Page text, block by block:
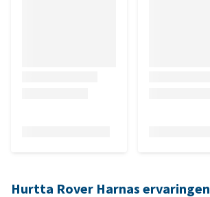
Hurtta Rover Harnas ervaringen